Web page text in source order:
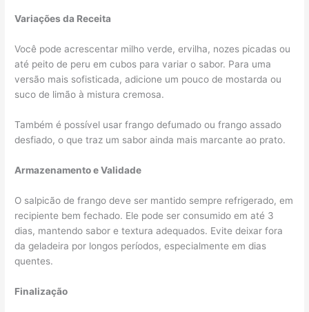
Variações da Receita
Você pode acrescentar milho verde, ervilha, nozes picadas ou
até peito de peru em cubos para variar o sabor. Para uma
versão mais sofisticada, adicione um pouco de mostarda ou
suco de limão à mistura cremosa.
Também é possível usar frango defumado ou frango assado
desfiado, o que traz um sabor ainda mais marcante ao prato.
Armazenamento e Validade
O salpicão de frango deve ser mantido sempre refrigerado, em
recipiente bem fechado. Ele pode ser consumido em até 3
dias, mantendo sabor e textura adequados. Evite deixar fora
da geladeira por longos períodos, especialmente em dias
quentes.
Finalização